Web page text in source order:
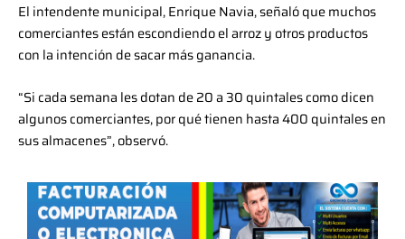
El intendente municipal, Enrique Navia, señaló que muchos
comerciantes están escondiendo el arroz y otros productos
con la intención de sacar más ganancia.
“Si cada semana les dotan de 20 a 30 quintales como dicen
algunos comerciantes, por qué tienen hasta 400 quintales en
sus almacenes”, observó.